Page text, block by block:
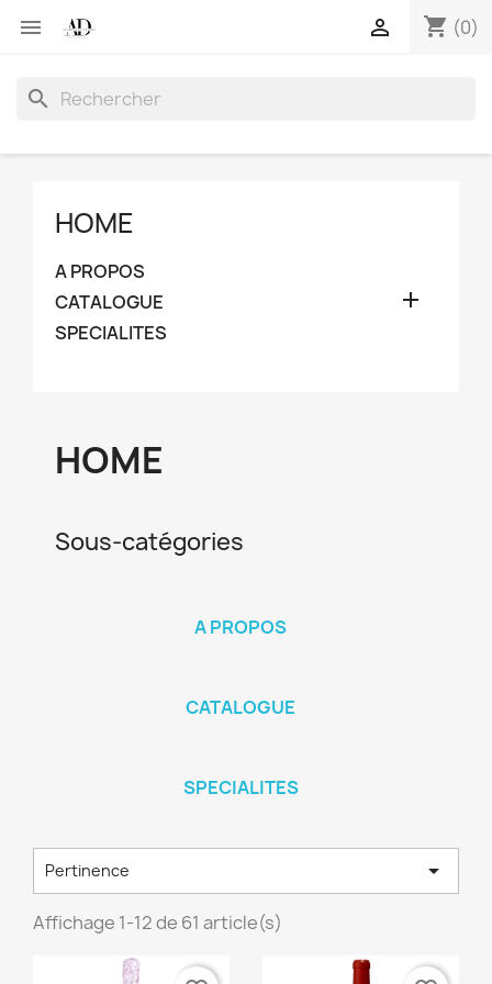
 shopping_cart (0)

search
HOME
A PROPOS
CATALOGUE

SPECIALITES
HOME
Sous-catégories
A PROPOS
CATALOGUE
SPECIALITES
Pertinence 
Affichage 1-12 de 61 article(s)